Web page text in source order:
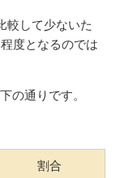
較して少ないた
度となるのでは
の通りです。
割合